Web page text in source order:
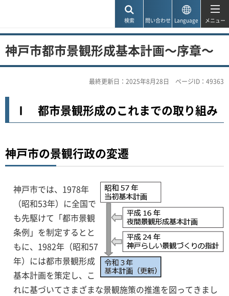
検索 問い合わせ Language メニュー
神戸市都市景観形成基本計画～序章～
最終更新日：2025年8月28日 ページID：49363
Ⅰ 都市景観形成のこれまでの取り組み
神戸市の景観行政の変遷
神戸市では、1978年
（昭和53年）に全国で
も先駆けて「都市景観
条例」を制定するとと
もに、1982年（昭和57
年）には都市景観形成
基本計画を策定し、こ
れに基づいてさまざまな景観施策の推進を図ってきまし